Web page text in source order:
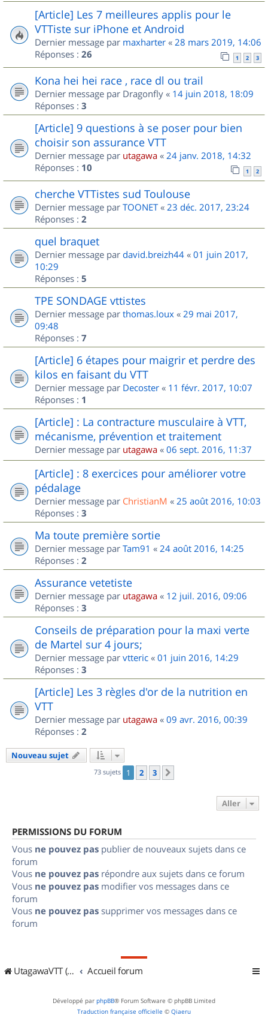
[Article] Les 7 meilleures applis pour le
VTTiste sur iPhone et Android
Dernier message par maxharter « 28 mars 2019, 14:06
Réponses : 26 1 2 3
Kona hei hei race , race dl ou trail
Dernier message par Dragonfly « 14 juin 2018, 18:09
Réponses : 3
[Article] 9 questions à se poser pour bien
choisir son assurance VTT
Dernier message par utagawa « 24 janv. 2018, 14:32
Réponses : 10 1 2
cherche VTTistes sud Toulouse
Dernier message par TOONET« 23 déc. 2017, 23:24
Réponses : 2
quel braquet
Dernier message par david.breizh44 « 01 juin 2017,
10:29
Réponses : 5
TPE SONDAGE vttistes
Dernier message par thomas.loux « 29 mai 2017,
09:48
Réponses : 7
[Article] 6 étapes pour maigrir et perdre des
kilos en faisant du VTT
Dernier message par Decoster « 11 févr. 2017, 10:07
Réponses : 1
[Article] : La contracture musculaire à VTT,
mécanisme, prévention et traitement
Dernier message par utagawa « 06 sept. 2016, 11:37
[Article] : 8 exercices pour améliorer votre
pédalage
Dernier message par ChristianM « 25 août 2016, 10:03
Réponses : 3
Ma toute première sortie
Dernier message par Tam91 « 24 août 2016, 14:25
Réponses : 2
Assurance vetetiste
Dernier message par utagawa « 12 juil. 2016, 09:06
Réponses : 3
Conseils de préparation pour la maxi verte
de Martel sur 4 jours;
Dernier message par vtteric « 01 juin 2016, 14:29
Réponses : 3
[Article] Les 3 règles d'or de la nutrition en
VTT
Dernier message par utagawa « 09 avr. 2016, 00:39
Réponses : 2
Nouveau sujet
73 sujets 1 2 3
Aller
PERMISSIONS DU FORUM
Vous ne pouvez pas publier de nouveaux sujets dans ce
forum
Vous ne pouvez pas répondre aux sujets dans ce forum
Vous ne pouvez pas modifier vos messages dans ce
forum
Vous ne pouvez pas supprimer vos messages dans ce
forum
UtagawaVTT (Randos VTT et VTTAE avec traces GPS) Accueil forum
Développé par phpBB® Forum Software © phpBB Limited
Traduction française officielle © Qiaeru